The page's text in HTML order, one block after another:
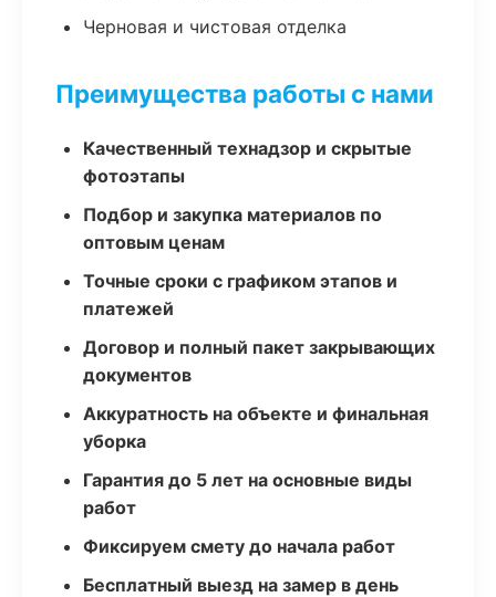
Черновая и чистовая отделка
Преимущества работы с нами
Качественный технадзор и скрытые
фотоэтапы
Подбор и закупка материалов по
оптовым ценам
Точные сроки с графиком этапов и
платежей
Договор и полный пакет закрывающих
документов
Аккуратность на объекте и финальная
уборка
Гарантия до 5 лет на основные виды
работ
Фиксируем смету до начала работ
Бесплатный выезд на замер в день